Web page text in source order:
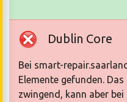
Dublin Core
Bei smart-
Elemente gefunden.
zwingend, kann aber